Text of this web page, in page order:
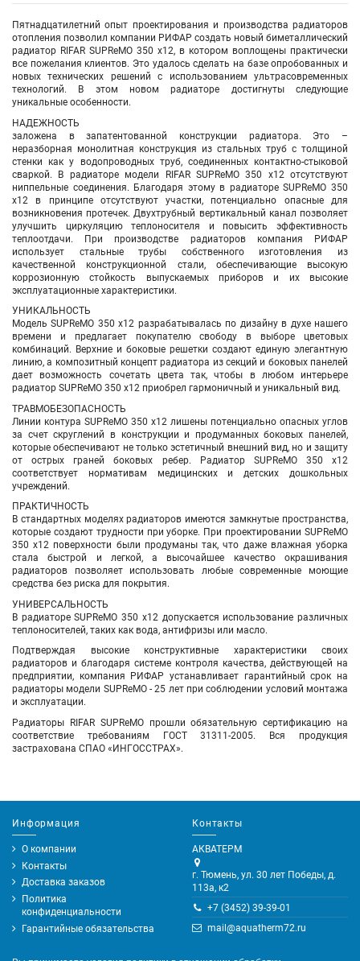
Пятнадцатилетний опыт проектирования и производства радиаторов
отопления позволил компании РИФАР создать новый биметаллический
радиатор RIFAR SUPReMO 350 х12, в котором воплощены практически
все пожелания клиентов. Это удалось сделать на базе опробованных и
новых технических решений с использованием ультрасовременных
технологий. В этом новом радиаторе достигнуты следующие
уникальные особенности.
НАДЕЖНОСТЬ
заложена в запатентованной конструкции радиатора. Это –
неразборная монолитная конструкция из стальных труб с толщиной
стенки как у водопроводных труб, соединенных контактно-стыковой
сваркой. В радиаторе модели RIFAR SUPReMO 350 х12 отсутствуют
ниппельные соединения. Благодаря этому в радиаторе SUPReMO 350
х12 в принципе отсутствуют участки, потенциально опасные для
возникновения протечек. Двухтрубный вертикальный канал позволяет
улучшить циркуляцию теплоносителя и повысить эффективность
теплоотдачи. При производстве радиаторов компания РИФАР
использует стальные трубы собственного изготовления из
качественной конструкционной стали, обеспечивающие высокую
коррозионную стойкость выпускаемых приборов и их высокие
эксплуатационные характеристики.
УНИКАЛЬНОСТЬ
Модель SUPReMO 350 х12 разрабатывалась по дизайну в духе нашего
времени и предлагает покупателю свободу в выборе цветовых
комбинаций. Верхние и боковые решетки создают единую элегантную
линию, а композитный концепт радиатора из секций и боковых панелей
дает возможность сочетать цвета так, чтобы в любом интерьере
радиатор SUPReMO 350 х12 приобрел гармоничный и уникальный вид.
ТРАВМОБЕЗОПАСНОСТЬ
Линии контура SUPReMO 350 х12 лишены потенциально опасных углов
за счет скруглений в конструкции и продуманных боковых панелей,
которые обеспечивают не только эстетичный внешний вид, но и защиту
от острых граней боковых ребер. Радиатор SUPReMO 350 х12
соответствует нормативам медицинских и детских дошкольных
учреждений.
ПРАКТИЧНОСТЬ
В стандартных моделях радиаторов имеются замкнутые пространства,
которые создают трудности при уборке. При проектировании SUPReMO
350 х12 поверхности были продуманы так, что даже влажная уборка
стала быстрой и легкой, а высочайшее качество окрашивания
радиаторов позволяет использовать любые современные моющие
средства без риска для покрытия.
УНИВЕРСАЛЬНОСТЬ
В радиаторе SUPReMO 350 х12 допускается использование различных
теплоносителей, таких как вода, антифризы или масло.
Подтверждая высокие конструктивные характеристики своих
радиаторов и благодаря системе контроля качества, действующей на
предприятии, компания РИФАР устанавливает гарантийный срок на
радиаторы модели SUPReMO - 25 лет при соблюдении условий монтажа
и эксплуатации.
Радиаторы RIFAR SUPReMO прошли обязательную сертификацию на
соответствие требованиям ГОСТ 31311-2005. Вся продукция
застрахована СПАО «ИНГОССТРАХ».
Информация
О компании
Контакты
Доставка заказов
Политика
конфиденциальности
Гарантийные обязательства
Контакты
АКВАТЕРМ
г. Тюмень, ул. 30 лет Победы, д.
113а, к2
+7 (3452) 39-39-01
mail@aquatherm72.ru